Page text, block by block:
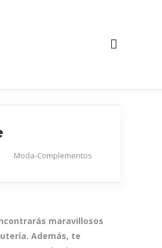
Moda-Complementos
maravillosos
Además, te